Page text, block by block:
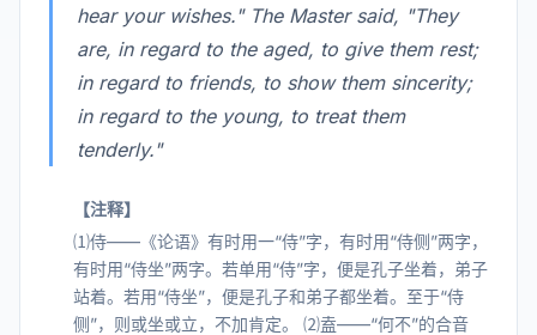
hear your wishes." The Master said, "They
are, in regard to the aged, to give them rest;
in regard to friends, to show them sincerity;
in regard to the young, to treat them
tenderly."
【注释】
⑴侍——《论语》有时用一“侍”字，有时用“侍侧”两字，
有时用“侍坐”两字。若单用“侍”字，便是孔子坐着，弟子
站着。若用“侍坐”，便是孔子和弟子都坐着。至于“侍
侧”，则或坐或立，不加肯定。 ⑵盍——“何不”的合音